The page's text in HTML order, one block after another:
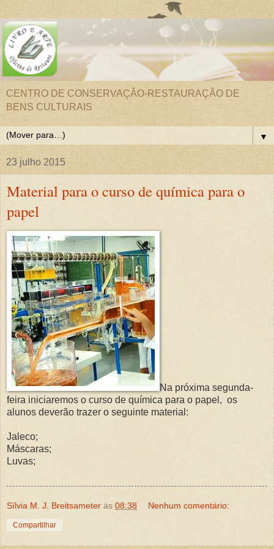
CENTRO DE CONSERVAÇÃO-RESTAURAÇÃO DE
BENS CULTURAIS
▼
23 julho 2015
Material para o curso de química para o
papel
Na próxima segunda-
feira iniciaremos o curso de química para o papel, os
alunos deverão trazer o seguinte material:
Jaleco;
Máscaras;
Luvas;
Sílvia M. J. Breitsameter às 08:38 Nenhum comentário:
Compartilhar